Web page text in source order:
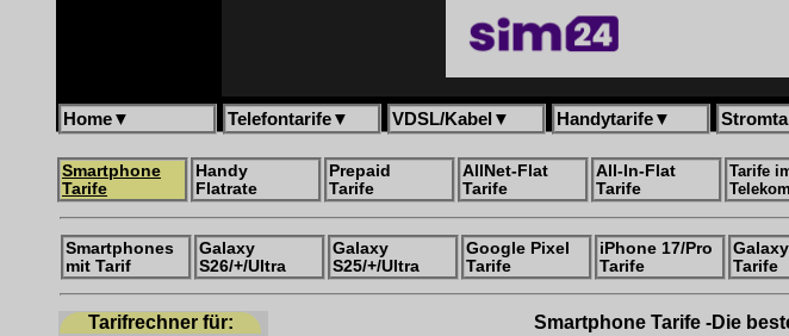
Home▼ Telefontarife▼ VDSL/Kabel ▼ Handytarife▼
Smartphone
Tarife
Handy
Flatrate
Prepaid
Tarife
AllNet-Flat
Tarife
All-In-Flat
Tarife
Tarife
Smartphones
mit Tarif
Galaxy
S26/+/Ultra
Galaxy
S25/+/Ultra
Google Pixel
Tarife
iPhone 17/Pro
Tarife
Galaxy
Tarife
Tarifrechner für:
Smartphone Tarife -Die